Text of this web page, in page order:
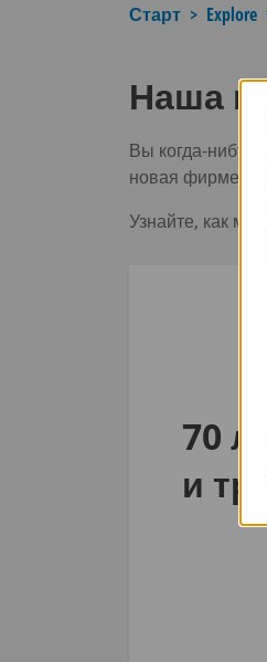
Старт Explore
Наша
Вы когда-
новая
Узнайте, как мы
70
и